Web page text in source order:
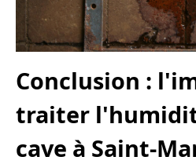
Conclusion :
traiter
cave à Saint-